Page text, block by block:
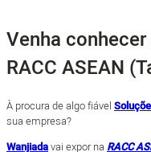
Venha
RACC ASEAN
À procura de algo fiável
sua empresa?
Wanjiadavai expor na RACC